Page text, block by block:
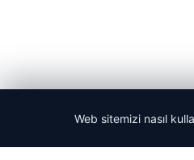
Web sitemizi nasıl